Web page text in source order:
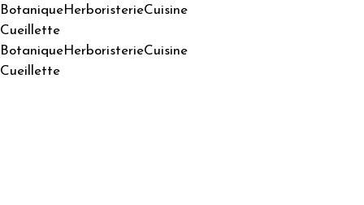
BotaniqueHerboristerieCuisine
Cueillette
BotaniqueHerboristerieCuisine
Cueillette